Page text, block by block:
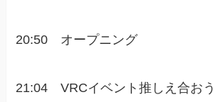
20:50 オープニング
21:04 VRCイベント推しえ合お